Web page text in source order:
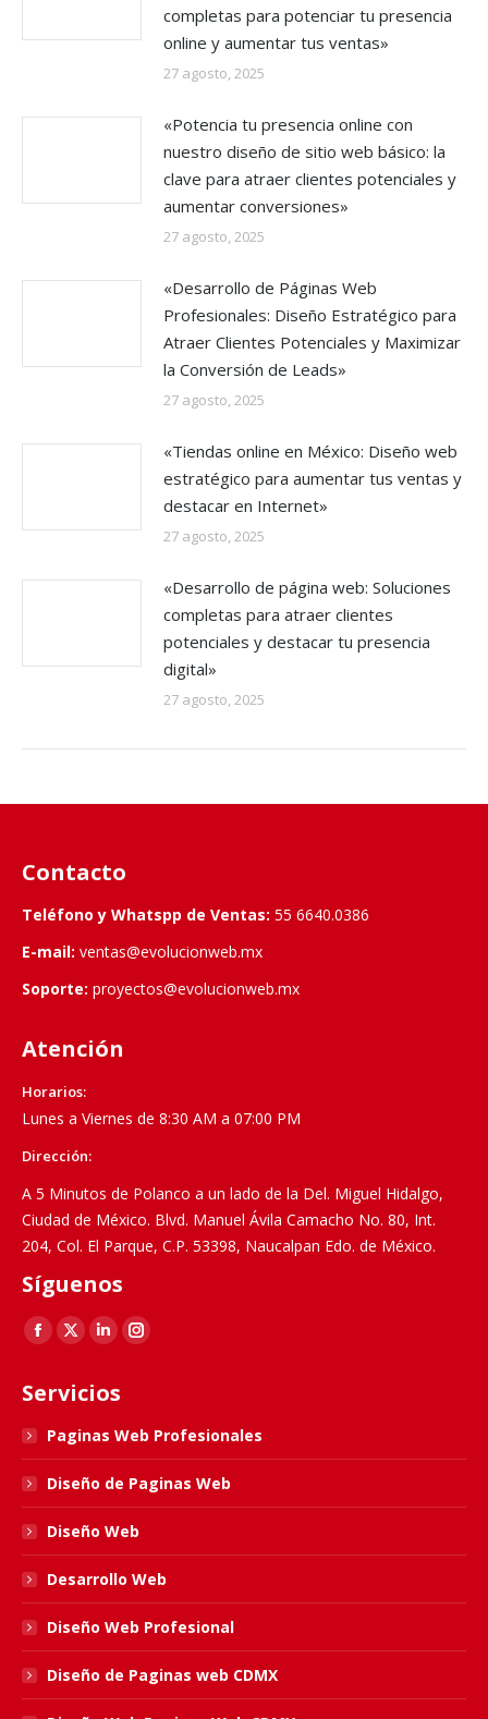
completas para potenciar tu presencia
online y aumentar tus ventas»
27 agosto, 2025
«Potencia tu presencia online con
nuestro diseño de sitio web básico: la
clave para atraer clientes potenciales y
aumentar conversiones»
27 agosto, 2025
«Desarrollo de Páginas Web
Profesionales: Diseño Estratégico para
Atraer Clientes Potenciales y Maximizar
la Conversión de Leads»
27 agosto, 2025
«Tiendas online en México: Diseño web
estratégico para aumentar tus ventas y
destacar en Internet»
27 agosto, 2025
«Desarrollo de página web: Soluciones
completas para atraer clientes
potenciales y destacar tu presencia
digital»
27 agosto, 2025
Contacto
Teléfono y Whatspp de Ventas: 55 6640.0386
E-mail: ventas@evolucionweb.mx
Soporte: proyectos@evolucionweb.mx
Atención
Horarios:
Lunes a Viernes de 8:30 AM a 07:00 PM
Dirección:
A 5 Minutos de Polanco a un lado de la Del. Miguel Hidalgo,
Ciudad de México. Blvd. Manuel Ávila Camacho No. 80, Int.
204, Col. El Parque, C.P. 53398, Naucalpan Edo. de México.
Síguenos
Find us on:
Facebook
opens
in
new
window
X
opens
in
new
window
Linkedin
opens
new
window
Instagram
in
new
window
Servicios
Paginas Web Profesionales
Diseño de Paginas Web
Diseño Web
Desarrollo Web
Diseño Web Profesional
Diseño de Paginas web CDMX